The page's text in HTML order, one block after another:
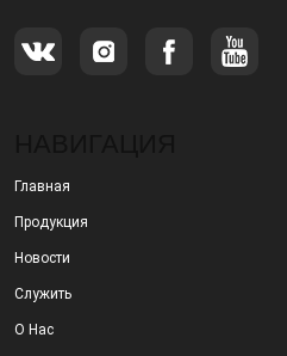
Главная
Продукция
Новости
Служить
О Нас